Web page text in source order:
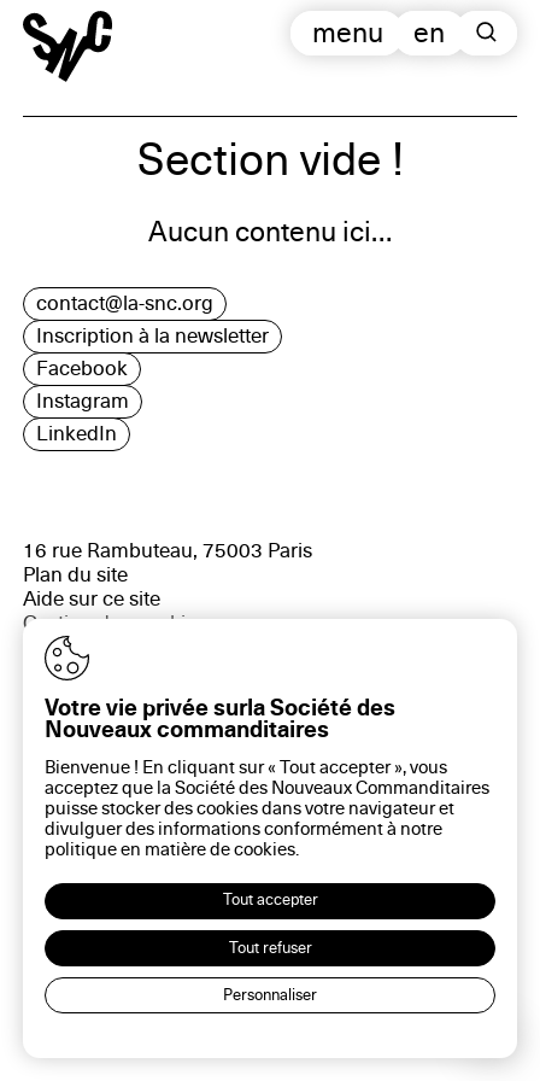
en
menu
Section vide !
Aucun contenu ici…
contact@la-snc.org
Inscription à la newsletter
Facebook
Instagram
LinkedIn
16 rue Rambuteau, 75003 Paris
Plan du site
Aide sur ce site
Gestion des cookies
Politique des cookies
Politique de confidentialité
Mentions légales
Votre vie privée surla Société des
Nouveaux commanditaires
Bienvenue ! En cliquant sur « Tout accepter », vous
acceptez que la Société des Nouveaux Commanditaires
puisse stocker des cookies dans votre navigateur et
divulguer des informations conformément à notre
politique en matière decookies.
Tout accepter
Tout refuser
Personnaliser